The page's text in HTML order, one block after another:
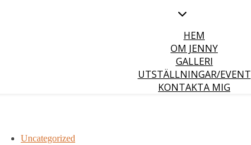
HEM
OM JENNY
GALLERI
UTSTÄLLNINGAR/EVENT
KONTAKTA MIG
Uncategorized